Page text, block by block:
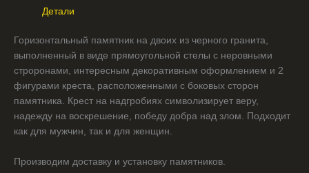
Детали
Горизонтальный памятник на двоих из черного гранита,
выполненный в виде прямоугольной стелы с неровными
строронами, интересным декоративным оформлением и 2
фигурами креста, расположенными с боковых сторон
памятника. Крест на надгробиях символизирует веру,
надежду на воскрешение, победу добра над злом. Подходит
как для мужчин, так и для женщин.
Производим доставку и установку памятников.